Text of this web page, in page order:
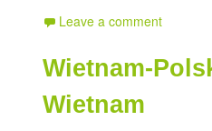
Leave a comment
Wietnam-
Wietnam